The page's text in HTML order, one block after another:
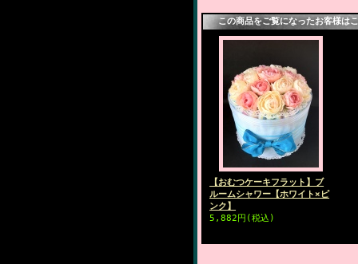
この商品をご覧になったお客様は
【おむつケーキフラット】ブ
ルームシャワー【ホワイト×ピ
ンク】
5,882円(税込)